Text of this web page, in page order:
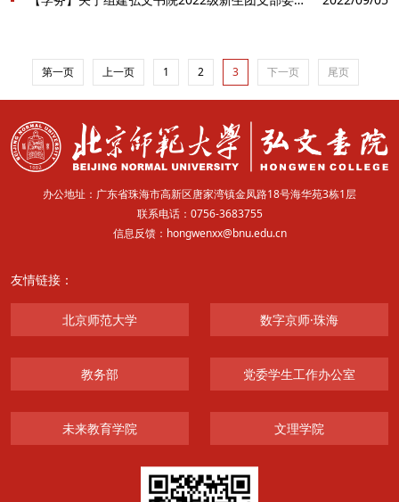
书院服务
师大云盘
第一页 上一页 1 2 3 下一页 尾页
办公地址：广东省珠海市高新区唐家湾镇金凤路18号海华苑3栋1层
联系电话：0756-3683755
信息反馈：hongwenxx@bnu.edu.cn
友情链接：
北京师范大学 数字京师·珠海
教务部 党委学生工作办公室
未来教育学院 文理学院